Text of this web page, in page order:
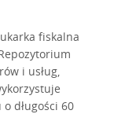
fiskalna
i usług,
długości 60